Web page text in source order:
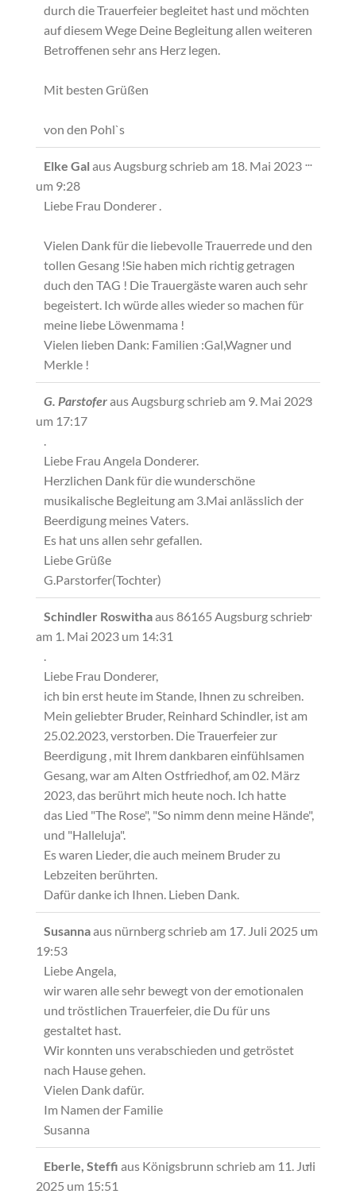
durch die Trauerfeier begleitet hast und möchten
auf diesem Wege Deine Begleitung allen weiteren
Betroffenen sehr ans Herz legen.
Mit besten Grüßen
von den Pohl`s
Elke Gal ausAugsburgschrieb am 18. Mai 2023
um 9:28
Liebe Frau Donderer .
Vielen Dank für die liebevolle Trauerrede und den
tollen Gesang !Sie haben mich richtig getragen
duch den TAG ! Die Trauergäste waren auch sehr
begeistert. Ich würde alles wieder so machen für
meine liebe Löwenmama !
Vielen lieben Dank: Familien :Gal,Wagner und
Merkle !
...
G. ParstoferausAugsburgschrieb am 9. Mai 2023
um 17:17
.
Liebe Frau Angela Donderer.
Herzlichen Dank für die wunderschöne
musikalische Begleitung am 3.Mai anlässlich der
Beerdigung meines Vaters.
Es hat uns allen sehr gefallen.
Liebe Grüße
G.Parstorfer(Tochter)
...Diese
Schindler Roswithaaus86165 Augsburgschrieb
am 1. Mai 2023 um 14:31
.
Liebe Frau Donderer,
ich bin erst heute im Stande, Ihnen zu schreiben.
Mein geliebter Bruder, Reinhard Schindler, ist am
25.02.2023, verstorben. Die Trauerfeier zur
Beerdigung , mit Ihrem dankbaren einfühlsamen
Gesang, war am Alten Ostfriedhof, am 02. März
2023, das berührt mich heute noch. Ich hatte
das Lied "The Rose", "So nimm denn meine Hände",
und "Halleluja".
Es waren Lieder, die auch meinem Bruder zu
Lebzeiten berührten.
Dafür danke ich Ihnen. Lieben Dank.
...
Susannaaus nürnbergschrieb am 17. Juli 2025 um
19:53
Liebe Angela,
wir waren alle sehr bewegt von der emotionalen
und tröstlichen Trauerfeier, die Du für uns
gestaltet hast.
Wir konnten uns verabschieden und getröstet
nach Hause gehen.
Vielen Dank dafür.
Im Namen der Familie
Susanna
...
Metabox
Eberle, Steffi aus Königsbrunn schrieb am 11. Juli
2025 um 15:51
...Diese
Metabox